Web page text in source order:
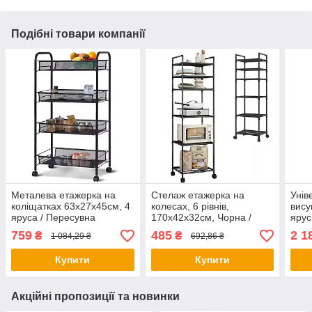
Подібні товари компанії
Металева етажерка на
коліщатках 63х27х45см, 4
яруса / Пересувна
Стелаж на кухню
759 ₴ 1 084,29 ₴
Купити
Стелаж етажерка на
колесах, 6 рівнів,
170х42х32см, Чорна /
Підлогова полиця для
кухні / Полиця-етажерка
485₴ 692,86 ₴
Купити
2
Акційні пропозиції та новинки